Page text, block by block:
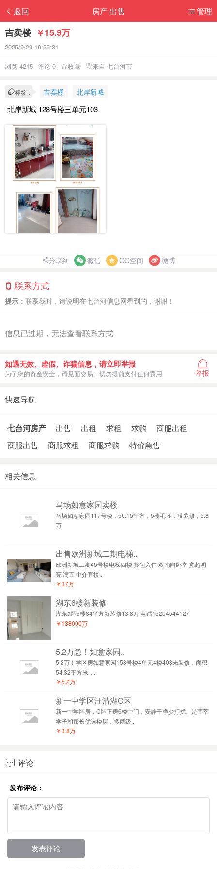
返回 管理
房产 出售
吉卖楼 ￥15.9万
2025/9/29 19:35:31
浏览 4215 评论 0 收藏 来自 七台河市
标签： 吉卖楼 北岸新城
北岸新城 128号楼三单元103
分享到 微信 QQ空间 微博
联系方式
提示： 联系我时，请说明在七台河信息网看到的，谢谢！
信息已过期，无法查看联系方式
如遇无效、虚假、诈骗信息，请立即举报
为了您的资金安全，请见面交易，切勿提前支付任何费用 举报
快速导航
七台河房产 出售 出租 求租 求购
商服出租
商服出售
商服求租 商服求购 特价急售
相关信息
马场如意家园卖楼
马场如意家园117号楼，56.15平方，5楼毛坯，没装修，5.8
万
出售欧洲新城二期电梯..
欧洲新城二期45号楼电梯四楼 拎包入住 双南向卧室 宽超明
亮 满五 中介直接..
￥37万
湖东6楼新装修
湖东a区6楼84平方新装修13.8万 电话15204644127
￥138000万
5.2万急！如意家园..
5.2万！学区房如意家园153号楼4单元4楼403未装修，面积
54.32平方米，..
￥5.2万
新一中学区汪清湖C区
新一中学区房，C区正房6楼中门，安静干净少打扰。是莘莘
学子和家长优选楼层，多两级..
￥3.8万
 评论
发布评论：